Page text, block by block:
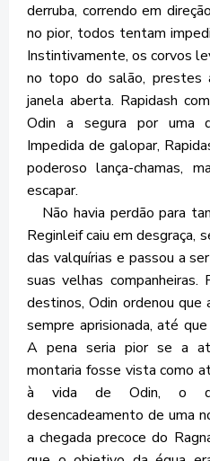
derruba, correndo em
no pior, todos tentam
Instintivamente, os corvos
no topo do salão, prestes
janela aberta. Rapidash
Odin a segura por uma
Impedida de galopar,
poderoso lança-chamas,
escapar.
Não havia perdão para
Reginleif caiu em desgraça,
das valquírias e passou a
suas velhas companheiras.
destinos, Odin ordenou
sempre aprisionada, até
A pena seria pior se a
montaria fosse vista como
à vida de Odin, o
desencadeamento de uma
a chegada precoce do